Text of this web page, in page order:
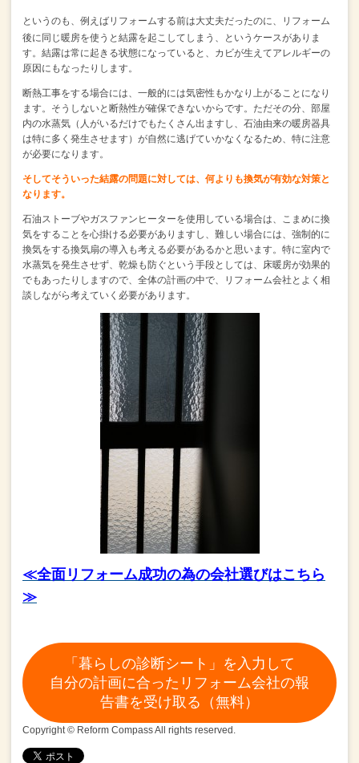
というのも、 例えばリフォームする前は大丈夫だったのに、
リフォーム
後に同じ暖房を使うと結露を起こしてしまう、というケースがありま
す。 結露は常に起きる状態になっていると、 カビが生えてアレルギーの
原因にもなったりします。
断熱工事をする場合には、一般的には気密性もかなり上がることになり
ます。 そうしないと断熱性が確保できないからです。 ただその分、部屋
内の水蒸気（人がいるだけでもたくさん出ますし、石油由来の暖房器具
は特に多く発生させます）が自然に逃げていかなくなるため、 特に注意
が必要になります。
そしてそういった結露の問題に対しては、何よりも換気が有効な対策と
なります。
石油ストーブやガスファンヒーターを使用している場合は、
こまめに換
気をすることを心掛ける必要がありますし、 難しい場合には、強制的に
換気をする換気扇の導入も考える必要があるかと思います。 特に室内で
水蒸気を発生させず、乾燥も防ぐという手段としては、 床暖房が効果的
でもあったりしますので、 全体の計画の中で、リフォーム会社とよく相
談しながら考えていく必要があります。
≪全面リフォーム成功の為の会社選びはこちら
≫
「暮らしの診断シート」を入力して
自分の計画に合ったリフォーム会社の報
告書を受け取る（無料）
Copyright © Reform Compass All rights reserved.